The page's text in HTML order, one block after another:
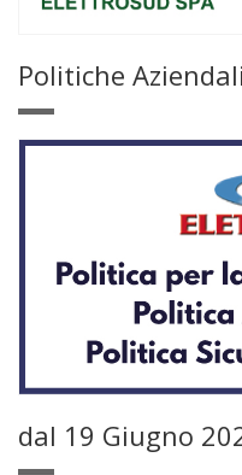
Politiche Aziendali
dal 19 Giugno